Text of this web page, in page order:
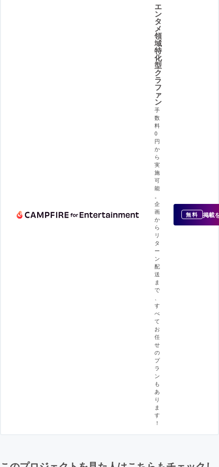
エ
ン
タ
メ
領
域
特
化
型
ク
ラ
フ
ァ
ン
手
数
料
0
円
か
ら
実
施
可
能
企
画
か
ら
リ
タ
ー
ン
配
送
ま
で
す
べ
て
お
任
せ
の
プ
ラ
ン
も
あ
り
ま
す
！
無料 掲載